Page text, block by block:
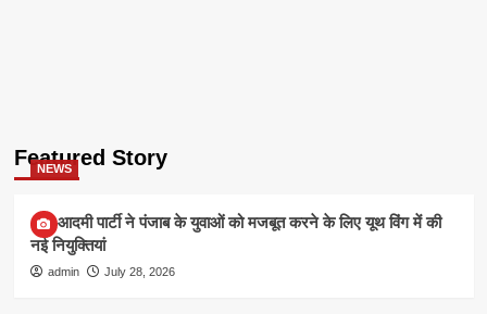
Featured Story
NEWS
आम आदमी पार्टी ने पंजाब के युवाओं को मजबूत करने के लिए यूथ विंग में की
नई नियुक्तियां
admin July 28, 2026